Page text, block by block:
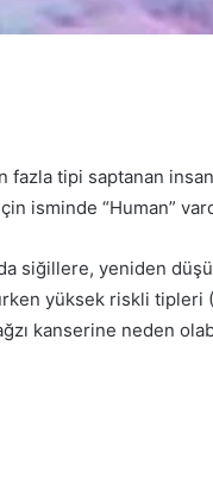
fazla tipi saptanan
isminde “Human”
siğillere, yeniden
yüksek riskli tipleri
kanserine neden